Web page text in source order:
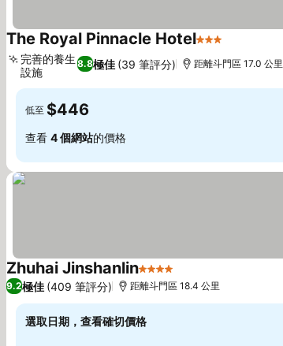
The Royal Pinnacle Hotel3 星級
8.8極佳 (39 筆評分)
完善的養生
設施
距離斗門區 17.0 公里
低至 $446
查看 4 個網站的價格
Zhuhai Jinshanlin4 星級
9.2極佳 (409 筆評分) 距離斗門區 18.4 公里
選取日期，查看確切價格